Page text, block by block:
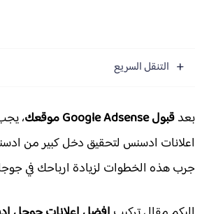
التنقل السريع
بعدقبول Google Adsense موقعك
،
اعلانات ادسنس لتحقيق دخل كبير من
جرب هذه الخطوات لزيادة ارباحك في